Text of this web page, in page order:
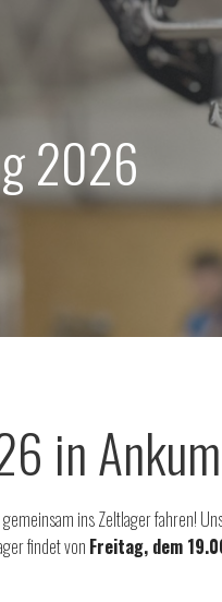
2026
in Ankum
ins Zeltlager fahren!
findet von Freitag, dem